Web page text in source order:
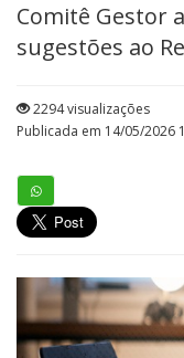
Comitê Gestor
sugestões ao
2294 visualizações
Publicada em 14/05/2026